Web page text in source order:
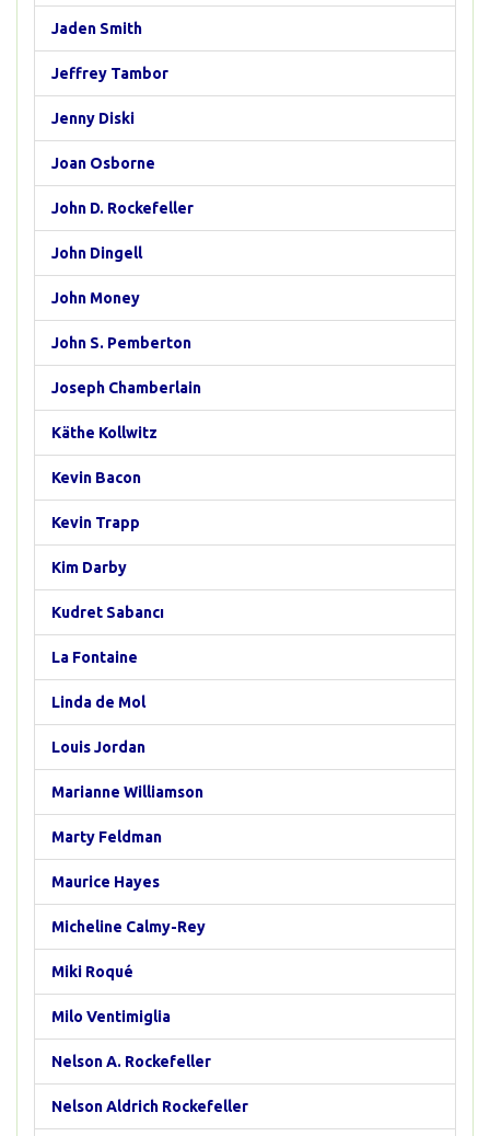
Jaden Smith
Jeffrey Tambor
Jenny Diski
Joan Osborne
John D. Rockefeller
John Dingell
John Money
John S. Pemberton
Joseph Chamberlain
Käthe Kollwitz
Kevin Bacon
Kevin Trapp
Kim Darby
Kudret Sabancı
La Fontaine
Linda de Mol
Louis Jordan
Marianne Williamson
Marty Feldman
Maurice Hayes
Micheline Calmy-Rey
Miki Roqué
Milo Ventimiglia
Nelson A. Rockefeller
Nelson Aldrich Rockefeller